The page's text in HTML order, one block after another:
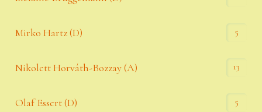
Mirko Hartz (D) 5
Nikolett Horváth-Bozzay (A) 13
Olaf Essert (D) 5